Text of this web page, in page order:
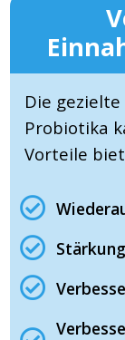
Die
Probiotika
Vorteile